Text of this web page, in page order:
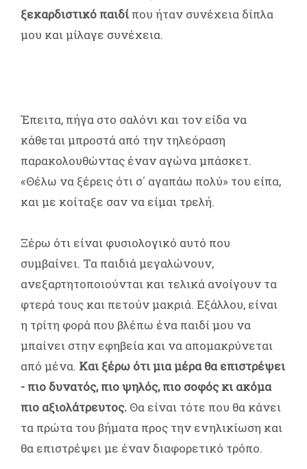
ξεκαρδιστικό παιδί που ήταν συνέχεια δίπλα
μου και μίλαγε συνέχεια.
Έπειτα, πήγα στο σαλόνι και τον είδα να
κάθεται μπροστά από την τηλεόραση
παρακολουθώντας έναν αγώνα μπάσκετ.
«Θέλω να ξέρεις ότι σ΄ αγαπάω πολύ» του είπα,
και με κοίταξε σαν να είμαι τρελή.
Ξέρω ότι είναι φυσιολογικό αυτό που
συμβαίνει. Τα παιδιά μεγαλώνουν,
ανεξαρτητοποιούνται και τελικά ανοίγουν τα
φτερά τους και πετούν μακριά. Εξάλλου, είναι
η τρίτη φορά που βλέπω ένα παιδί μου να
μπαίνει στην εφηβεία και να απομακρύνεται
από μένα. Και ξέρω ότι μια μέρα θα επιστρέψει
- πιο δυνατός, πιο ψηλός, πιο σοφός κι ακόμα
πιο αξιολάτρευτος. Θα είναι τότε που θα κάνει
τα πρώτα του βήματα προς την ενηλικίωση και
θα επιστρέψει με έναν διαφορετικό τρόπο.